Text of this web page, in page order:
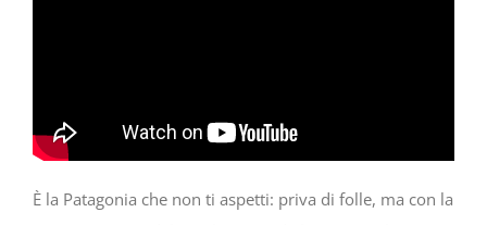
È la Patagonia che non ti aspetti: priva di folle, ma con la